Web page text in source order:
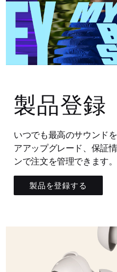
製品登録
いつでも最高のサウンド
アアップグレード、保証
ンで注文を管理できます。
製品を登録する